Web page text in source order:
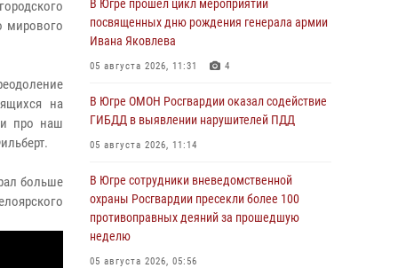
мирового
на
про наш
больше
В Югре прошел цикл мероприятий
посвященных дню рождения генерала армии
Ивана Яковлева
05 августа 2026, 11:31 4
В Югре ОМОН Росгвардии оказал содействие
ГИБДД в выявлении нарушителей ПДД
05 августа 2026, 11:14
В Югре сотрудники вневедомственной
охраны Росгвардии пресекли более 100
противоправных деяний за прошедшую
неделю
05 августа 2026, 05:56